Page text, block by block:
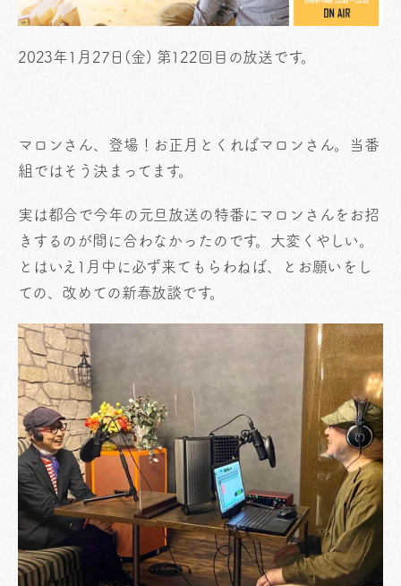
2023年1月27日(金) 第122回目の放送です。
マロンさん、登場！お正月とくればマロンさん。当番
組ではそう決まってます。
実は都合で今年の元旦放送の特番にマロンさんをお招
きするのが間に合わなかったのです。大変くやしい。
とはいえ1月中に必ず来てもらわねば、とお願いをし
ての、改めての新春放談です。